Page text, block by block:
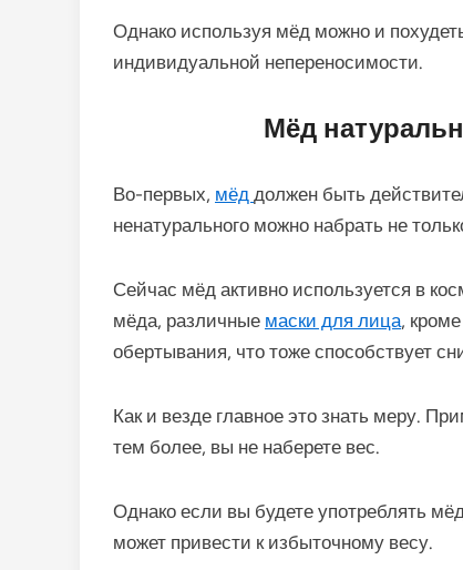
Однако используя мёд можно и
индивидуальной непереносимости.
Мёд
Во-первых, мёд должен быть
ненатурального можно набрать не
Сейчас мёд активно используется в
мёда, различные маски для лица,
обертывания, что тоже способствует
Как и везде главное это знать меру.
тем более, вы не наберете вес.
Однако если вы будете употреблять
может привести к избыточному весу.